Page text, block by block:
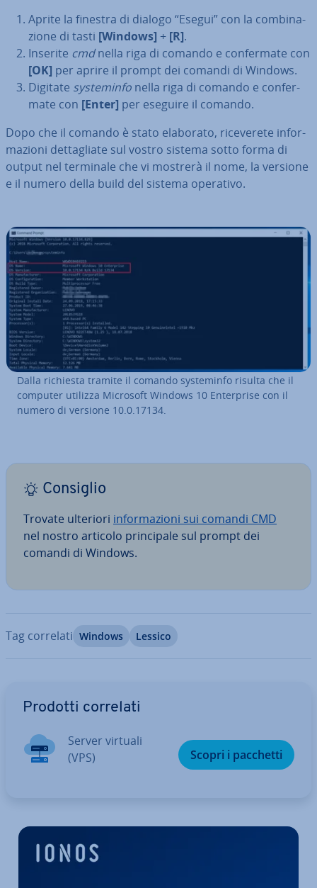
Aprite la finestra di dialogo “Esegui” con la com­bi­na­
zio­ne di tasti [Windows] + [R].
Inserite cmdnella riga di comando e con­fer­ma­te con
[OK] per aprire il prompt dei comandi di Windows.
Digitate sy­ste­min­fo nella riga di comando e con­fer­
ma­te con [Enter] per eseguire il comando.
Dopo che il comando è stato elaborato, ri­ce­ve­re­te in­for­
ma­zio­ni det­ta­glia­te sul vostro sistema sotto forma di
output nel terminale che vi mostrerà il nome, la versione
e il numero della build del sistema operativo.
Dalla richiesta tramite il comando sy­ste­min­fo risulta che il
computer utilizza Microsoft Windows 10 En­ter­pri­se con il
numero di versione 10.0.17134.
Consiglio
Trovate ulteriori in­for­ma­zio­ni sui comandi CMD
nel nostro articolo prin­ci­pa­le sul prompt dei
comandi di Windows.
Tag correlati Windows Lessico
Prodotti correlati
Server virtuali
(VPS)
Scopri i pacchetti